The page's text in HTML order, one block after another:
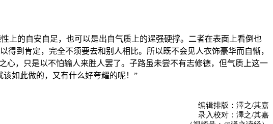
上的自安自足，也可以是出自气质上的逞强硬撑。二者在表面上看倒也
到肯定，完全不须要去和别人相比。所以既不会见人衣饰豪华而自惭，
心，只是以不怕输人来胜人罢了。子路虽未尝不有志修德，但气质上这一
如此做的，又有什么好夸耀的呢！”
编辑排版：澤之/其嘉
录入校对：澤之/其嘉